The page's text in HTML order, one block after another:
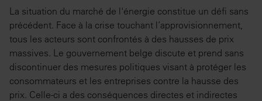
La situation du marché de l'énergie constitue un défi sans
précédent. Face à la crise touchant l’approvisionnement,
tous les acteurs sont confrontés à des hausses de prix
massives. Le gouvernement belge discute et prend sans
discontinuer des mesures politiques visant à protéger les
consommateurs et les entreprises contre la hausse des
prix. Celle-ci a des conséquences directes et indirectes